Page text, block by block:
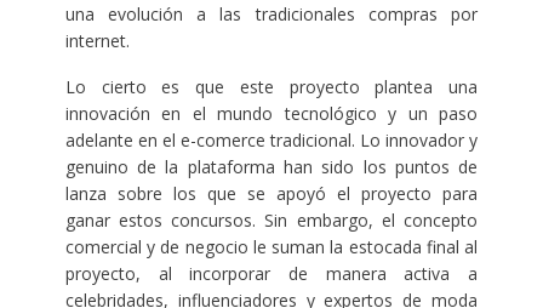
una evolución a las tradicionales compras por
internet.
Lo cierto es que este proyecto plantea una
innovación en el mundo tecnológico y un paso
adelante en el e-comerce tradicional. Lo innovador y
genuino de la plataforma han sido los puntos de
lanza sobre los que se apoyó el proyecto para
ganar estos concursos. Sin embargo, el concepto
comercial y de negocio le suman la estocada final al
proyecto, al incorporar de manera activa a
celebridades, influenciadores y expertos de moda